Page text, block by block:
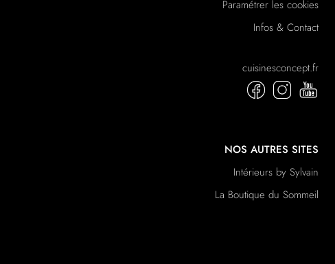
Paramétrer les cookies
Infos & Contact
cuisinesconcept.fr
NOS AUTRES SITES
Intérieurs by Sylvain
La Boutique du Sommeil